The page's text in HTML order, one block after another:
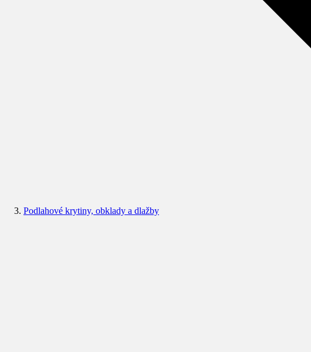
Podlahové krytiny, obklady a dlažby